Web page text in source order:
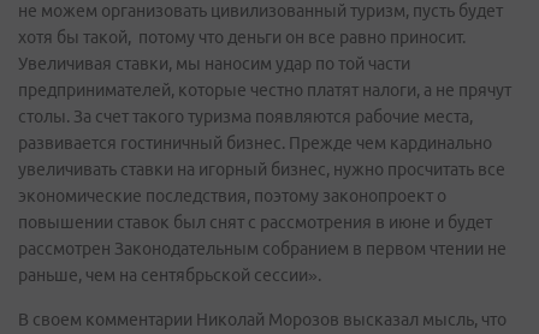
не можем организовать цивилизованный туризм, пусть будет
хотя бы такой, потому что деньги он все равно приносит.
Увеличивая ставки, мы наносим удар по той части
предпринимателей, которые честно платят налоги, а не прячут
столы. За счет такого туризма появляются рабочие места,
развивается гостиничный бизнес. Прежде чем кардинально
увеличивать ставки на игорный бизнес, нужно просчитать все
экономические последствия, поэтому законопроект о
повышении ставок был снят с рассмотрения в июне и будет
рассмотрен Законодательным собранием в первом чтении не
раньше, чем на сентябрьской сессии».
В своем комментарии Николай Морозов высказал мысль, что